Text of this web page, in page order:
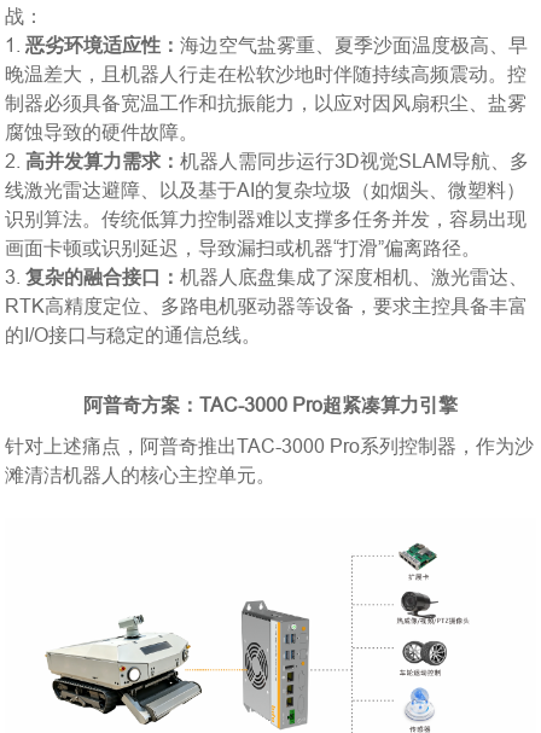
战：
1.恶劣环境适应性：海边空气盐雾重、夏季沙面温度极高、早
晚温差大，且机器人行走在松软沙地时伴随持续高频震动。控
制器必须具备宽温工作和抗振能力，以应对因风扇积尘、盐雾
腐蚀导致的硬件故障。
2.高并发算力需求：机器人需同步运行3D视觉SLAM导航、多
线激光雷达避障、以及基于AI的复杂垃圾（如烟头、微塑料）
识别算法。传统低算力控制器难以支撑多任务并发，容易出现
画面卡顿或识别延迟，导致漏扫或机器“打滑”偏离路径。
3.复杂的融合接口：机器人底盘集成了深度相机、激光雷达、
RTK高精度定位、多路电机驱动器等设备，要求主控具备丰富
的I/O接口与稳定的通信总线。
阿普奇方案：TAC-3000 Pro超紧凑算力引擎
针对上述痛点，阿普奇推出TAC-3000 Pro系列控制器，作为沙
滩清洁机器人的核心主控单元。